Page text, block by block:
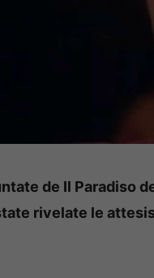
de Il Paradiso
rivelate le